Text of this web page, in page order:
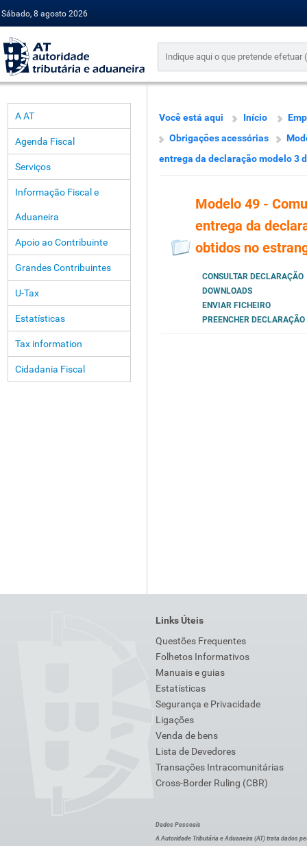
Sábado, 8 agosto 2026
A AT
Agenda Fiscal
Serviços
Informação Fiscal e
Aduaneira
Apoio ao Contribuinte
Grandes Contribuintes
U-Tax
Estatísticas
Tax information
Cidadania Fiscal
Você está aqui Início
Obrigações acessórias
entrega da declaração modelo 3
Modelo 49 -
entrega da
obtidos no
CONSULTAR DECLARAÇÃO
DOWNLOADS
ENVIAR FICHEIRO
PREENCHER DECLARAÇÃO
Links Úteis
Questões Frequentes
Folhetos Informativos
Manuais e guias
Estatísticas
Segurança e Privacidade
Ligações
Venda de bens
Lista de Devedores
Transações Intracomunitárias
Cross-Border Ruling (CBR)
Dados Pessoais
A Autoridade Tributária e Aduaneira (AT) trata dados